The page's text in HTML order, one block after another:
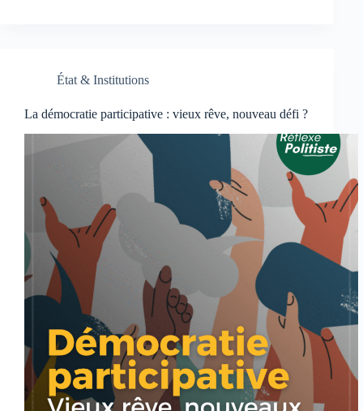
État & Institutions
La démocratie participative : vieux rêve, nouveau défi ?